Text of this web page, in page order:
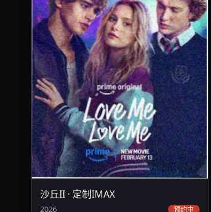
沙丘II · 定制IMAX
2026
预约中